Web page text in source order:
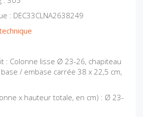
: DEC33CLNA2638249
: Colonne lisse Ø 23-26, chapiteau
/ embase carrée 38 x 22,5 cm,
x hauteur totale, en cm) : Ø 23-